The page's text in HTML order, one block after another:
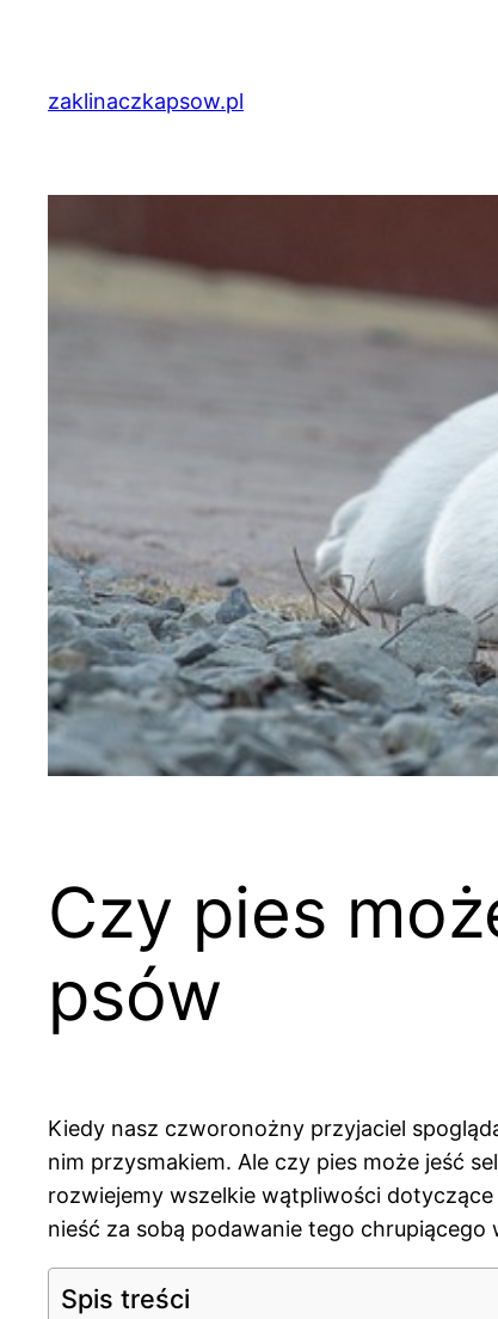
treścizaklinaczkapsow.pl
Czy pies
psów
Kiedy nasz czworonożny przyjaciel
nim przysmakiem. Ale czy pies może jeść
rozwiejemy wszelkie wątpliwości
nieść za sobą podawanie tego chrupiącego
Spis treści